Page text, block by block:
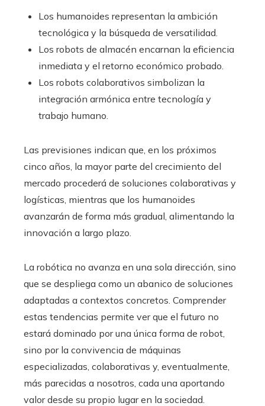
Los humanoides representan la ambición
tecnológica y la búsqueda de versatilidad.
Los robots de almacén encarnan la eficiencia
inmediata y el retorno económico probado.
Los robots colaborativos simbolizan la
integración armónica entre tecnología y
trabajo humano.
Las previsiones indican que, en los próximos
cinco años, la mayor parte del crecimiento del
mercado procederá de soluciones colaborativas y
logísticas, mientras que los humanoides
avanzarán de forma más gradual, alimentando la
innovación a largo plazo.
La robótica no avanza en una sola dirección, sino
que se despliega como un abanico de soluciones
adaptadas a contextos concretos. Comprender
estas tendencias permite ver que el futuro no
estará dominado por una única forma de robot,
sino por la convivencia de máquinas
especializadas, colaborativas y, eventualmente,
más parecidas a nosotros, cada una aportando
valor desde su propio lugar en la sociedad.